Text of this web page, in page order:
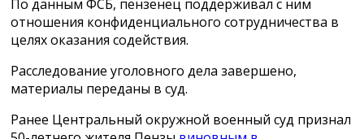
По данным ФСБ, пензенец поддерживал с ним
отношения конфиденциального сотрудничества в
целях оказания содействия.
Расследование уголовного дела завершено,
материалы переданы в суд.
Ранее Центральный окружной военный суд признал